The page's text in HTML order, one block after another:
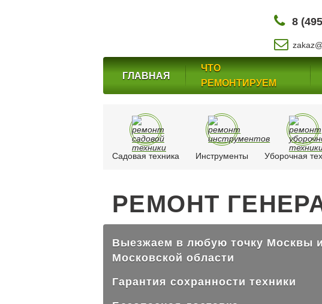
8
ГЛАВНАЯ
ЧТО
РЕМОНТИРУЕМ
Садовая техника Инструменты Уборочная
РЕМОНТ
Выезжаем в любую точку Москвы и
Московской области
Гарантия сохранности техники